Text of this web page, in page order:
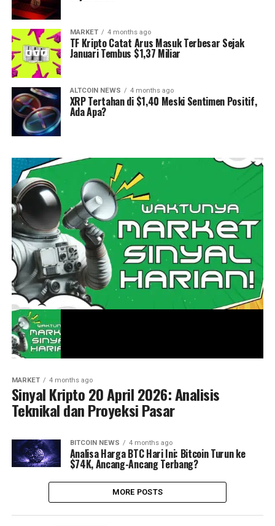
MARKET 4 months ago
TF Kripto Catat Arus Masuk Terbesar Sejak
Januari Tembus $1,37 Miliar
ALTCOIN NEWS 4 months ago
XRP Tertahan di $1,40 Meski Sentimen Positif,
Ada Apa?
MARKET 4 months ago
Sinyal Kripto 20 April 2026: Analisis
Teknikal dan Proyeksi Pasar
BITCOIN NEWS 4 months ago
Analisa Harga BTC Hari Ini: Bitcoin Turun ke
$74K, Ancang-Ancang Terbang?
MORE POSTS